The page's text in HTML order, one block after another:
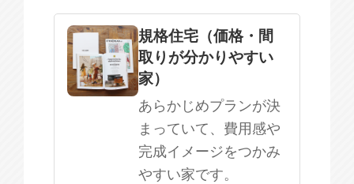
規格住宅
注文住宅
SOWOOD
まだ何も決まっていない
規格住宅（価格・間
取りが分かりやすい
家）
あらかじめプランが決
まっていて、費用感や
完成イメージをつかみ
やすい家です。